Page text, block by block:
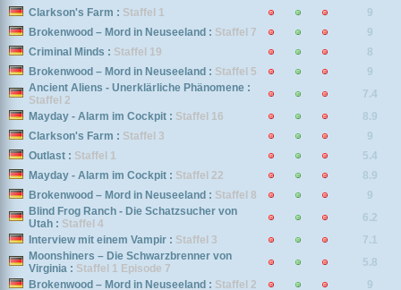
Clarkson's Farm : Staffel 1
9
Brokenwood – Mord in Neuseeland : Staffel 7
9
Criminal Minds : Staffel 19
8
Brokenwood – Mord in Neuseeland : Staffel 5
9
Ancient Aliens - Unerklärliche Phänomene :
Staffel 2
7.4
Mayday - Alarm im Cockpit : Staffel 16
8.9
Clarkson's Farm : Staffel 3
9
Outlast : Staffel 1
5.4
Mayday - Alarm im Cockpit : Staffel 22
8.9
Brokenwood – Mord in Neuseeland : Staffel 8
9
Blind Frog Ranch - Die Schatzsucher von
Utah : Staffel 4
6.2
Interview mit einem Vampir : Staffel 3
7.1
Moonshiners – Die Schwarzbrenner von
Virginia : Staffel 1 Episode 7
5.8
Brokenwood – Mord in Neuseeland : Staffel 2
9